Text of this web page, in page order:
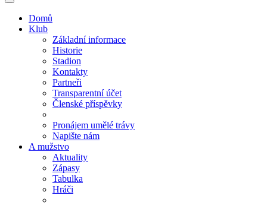
Toggle
navigationDomů
Klub
Základní informace
Historie
Stadion
Kontakty
Partneři
Transparentní účet
Členské příspěvky
Pronájem umělé trávy
Napište nám
A mužstvo
Aktuality
Zápasy
Tabulka
Hráči